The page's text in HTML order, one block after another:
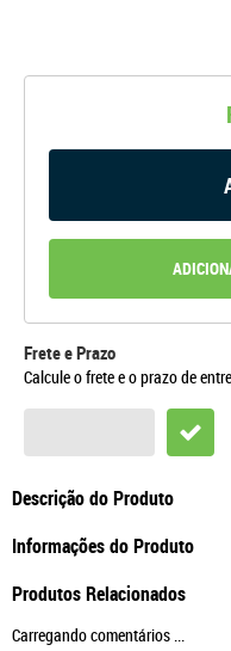
Frete e Prazo
Calcule o frete e o prazo de
Descrição do Produto
Informações do Produto
Produtos Relacionados
Carregando comentários ...